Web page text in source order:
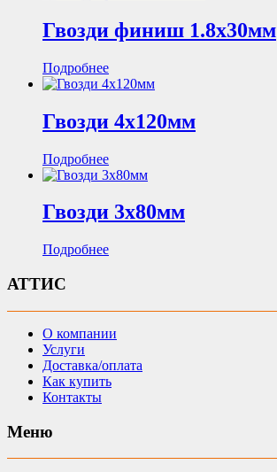
Гвозди финиш 1.8х30мм
Подробнее
Гвозди 4х120мм
Подробнее
Гвозди 3х80мм
Подробнее
АТТИС
О компании
Услуги
Доставка/оплата
Как купить
Контакты
Меню